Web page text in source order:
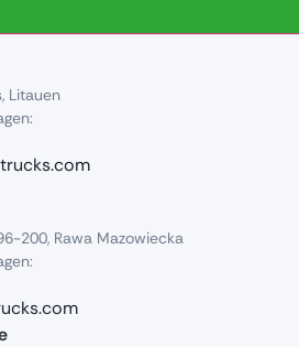
Litauen
200, Rawa Mazowiecka